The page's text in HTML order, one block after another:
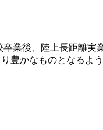
業後、陸上長距離
豊かなものとなるよ